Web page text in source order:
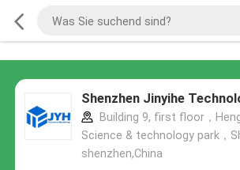
Shenzhen Jinyihe
Building 9, first floor，
Science & technology park，
shenzhen,China